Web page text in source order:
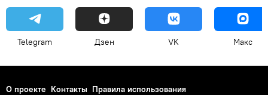
Telegram Дзен VK Макс
О проекте Контакты Правила использования